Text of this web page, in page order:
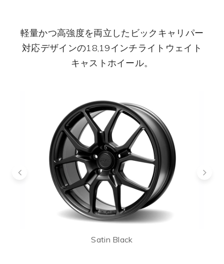
軽量かつ高強度を両立したビックキャリパー
対応デザインの18,19インチライトウェイト
キャストホイール。
Satin Black